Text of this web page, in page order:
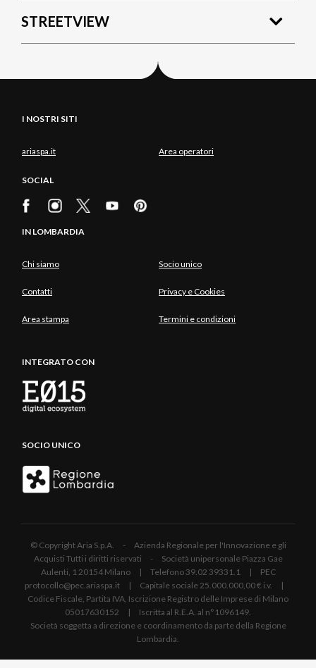
STREETVIEW
I NOSTRI SITI
ariaspa.it Area operatori
SOCIAL
IN LOMBARDIA
Chi siamo Socio unico
Contatti Privacy e Cookies
Area stampa Termini e condizioni
INTEGRATO CON
SOCIO UNICO
© Copyright Aria S.p.A. - Azienda Regionale per l'Innovazione e gli
Acquisti Tutti i diritti riservati - Società unipersonale Piazza Gae
Aulenti, 1 20154 Milano | Telefono 39.02 39331.1 | PEC
protocollo@pec.ariaspa.it | Capitale sociale 25.000.000,00 € i.v. |
Codice Fiscale, Partita IVA, Iscrizione Registro delle Imprese di Milano
05017630152 | Iscritta al R.E.A. al n°1096149.
Società soggetta a direzione e coordinamento da parte della Regione
Lombardia.